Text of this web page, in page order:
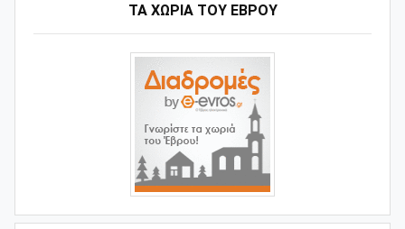
ΤΑ ΧΩΡΙΆ ΤΟΥ ΈΒΡΟΥ